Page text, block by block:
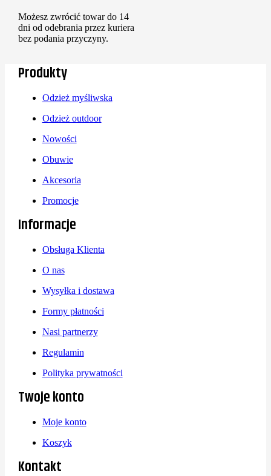
Możesz zwrócić towar do 14
dni od odebrania przez kuriera
bez podania przyczyny.
Produkty
Odzież myśliwska
Odzież outdoor
Nowości
Obuwie
Akcesoria
Promocje
Informacje
Obsługa Klienta
O nas
Wysyłka i dostawa
Formy płatności
Nasi partnerzy
Regulamin
Polityka prywatności
Twoje konto
Moje konto
Koszyk
Kontakt